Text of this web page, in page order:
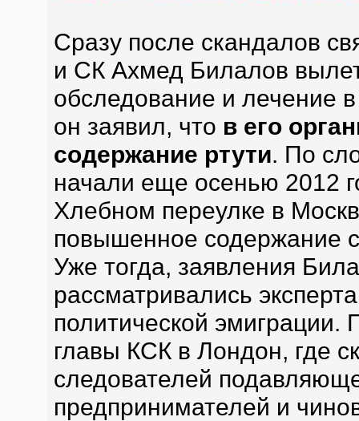
Сразу после скандалов
и СК Ахмед Билалов
обследование и лечение
он заявил, что в его
содержание ртути. По
начали еще осенью 2012
Хлебном переулке в
повышенное содержание
Уже тогда, заявления
рассматривались
политической
главы КСК в Лондон, где
следователей
предпринимателей и